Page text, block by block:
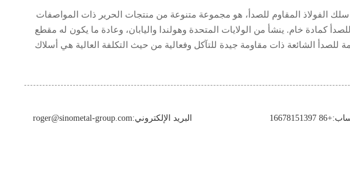
الفولاذ المقاوم للصدأ، هو مجموعة متنوعة من منتجات الحرير ذات المواصفات
كمادة خام. ينشأ من الولايات المتحدة وهولندا واليابان، وعادة ما يكون له مقطع
للصدأ الشائعة ذات مقاومة جيدة للتآكل وفعالية من حيث التكلفة العالية هي أسلاك
16678151397 البريد الإلكتروني:roger@sinometal-group.com